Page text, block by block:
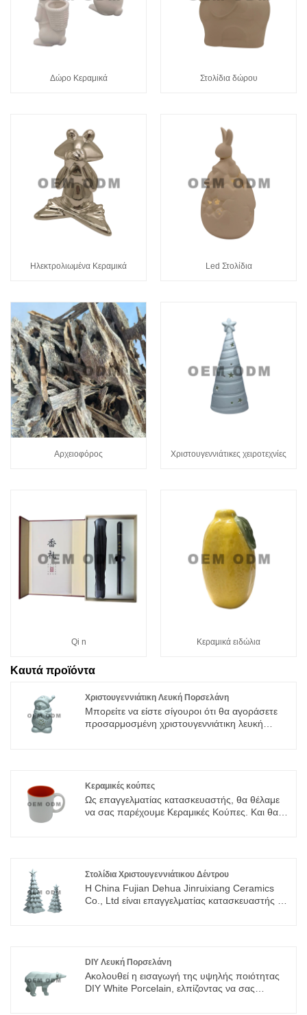
Δώρο Κεραμικά Στολίδια δώρου
Ηλεκτρολιωμένα Κεραμικά Led Στολίδια
Αρχειοφόρος Χριστουγεννιάτικες χειροτεχνίες
Qi n Κεραμικά ειδώλια
Καυτά προϊόντα
Χριστουγεννιάτικη Λευκή Πορσελάνη
Μπορείτε να είστε σίγουροι ότι θα αγοράσετε
προσαρμοσμένη χριστουγεννιάτικη λευκή
Κεραμικές κούπες
Ως επαγγελματίας κατασκευαστής, θα θέλαμε
να σας παρέχουμε Κεραμικές Κούπες. Και θα
Στολίδια Χριστουγεννιάτικου Δέντρου
Η China Fujian Dehua Jinruixiang Ceramics
Co., Ltd είναι επαγγελματίας κατασκευαστής και
DIY Λευκή Πορσελάνη
Ακολουθεί η εισαγωγή της υψηλής ποιότητας
DIY White Porcelain, ελπίζοντας να σας